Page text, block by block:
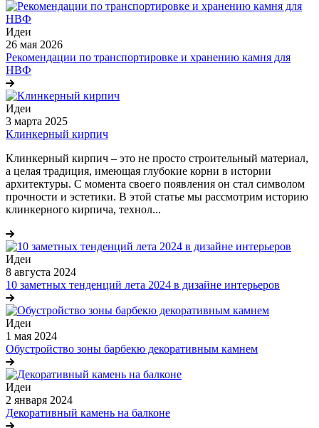
Идеи
26 мая 2026
Рекомендации по транспортировке и хранению камня для
НВФ
Идеи
3 марта 2025
Клинкерный кирпич
Клинкерный кирпич – это не просто строительный материал,
а целая традиция, имеющая глубокие корни в истории
архитектуры. С момента своего появления он стал символом
прочности и эстетики. В этой статье мы рассмотрим историю
клинкерного кирпича, технол...
Идеи
8 августа 2024
10 заметных тенденций лета 2024 в дизайне интерьеров
Идеи
1 мая 2024
Обустройство зоны барбекю декоративным камнем
Идеи
2 января 2024
Декоративный камень на балконе